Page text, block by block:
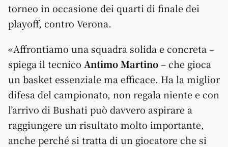
torneo in occasione dei quarti di finale dei
playoff, contro Verona.
«Affrontiamo una squadra solida e concreta –
spiega il tecnico Antimo Martino– che gioca
un basket essenziale ma efficace. Ha la miglior
difesa del campionato, non regala niente e con
l’arrivo di Bushati può davvero aspirare a
raggiungere un risultato molto importante,
anche perché si tratta di un giocatore che si